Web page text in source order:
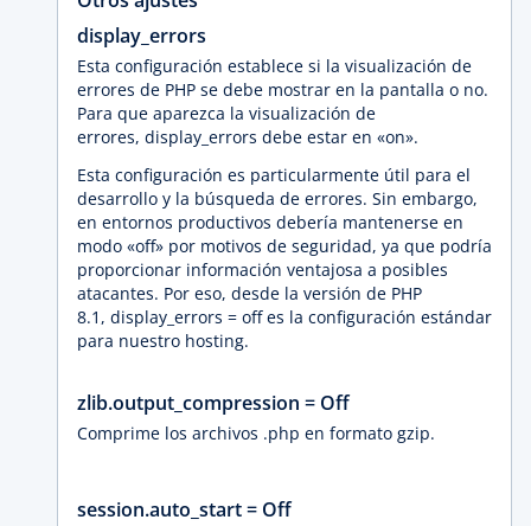
display_errors
Esta configuración establece si la visualización de
errores de PHP se debe mostrar en la pantalla o no.
Para que aparezca la visualización de
errores, display_errors debe estar en «on».
Esta configuración es particularmente útil para el
desarrollo y la búsqueda de errores. Sin embargo,
en entornos productivos debería mantenerse en
modo «off» por motivos de seguridad, ya que podría
proporcionar información ventajosa a posibles
atacantes. Por eso, desde la versión de PHP
8.1, display_errors = off es la configuración estándar
para nuestro hosting.
zlib.output_compression = Off
Comprime los archivos .php en formato gzip.
session.auto_start = Off